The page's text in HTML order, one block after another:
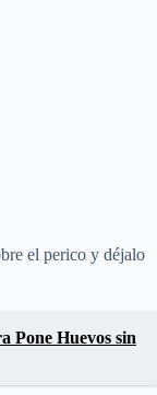
el perico y déjalo
Pone Huevos sin